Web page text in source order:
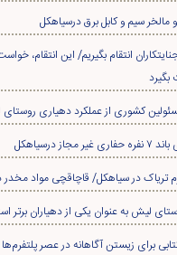
سیم و کابل برق درسیاهکل
انتقام بگیریم/ این انتقام،
کشوری از عملکرد دهیاری
درسیاهکل
لیش به عنوان یکی از دهیاران برتر
برای زیستن آگاهانه در عصر